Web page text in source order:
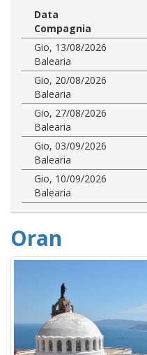
Data
Compagnia
Gio, 13/08/2026
Balearia
Gio, 20/08/2026
Balearia
Gio, 27/08/2026
Balearia
Gio, 03/09/2026
Balearia
Gio, 10/09/2026
Balearia
Oran